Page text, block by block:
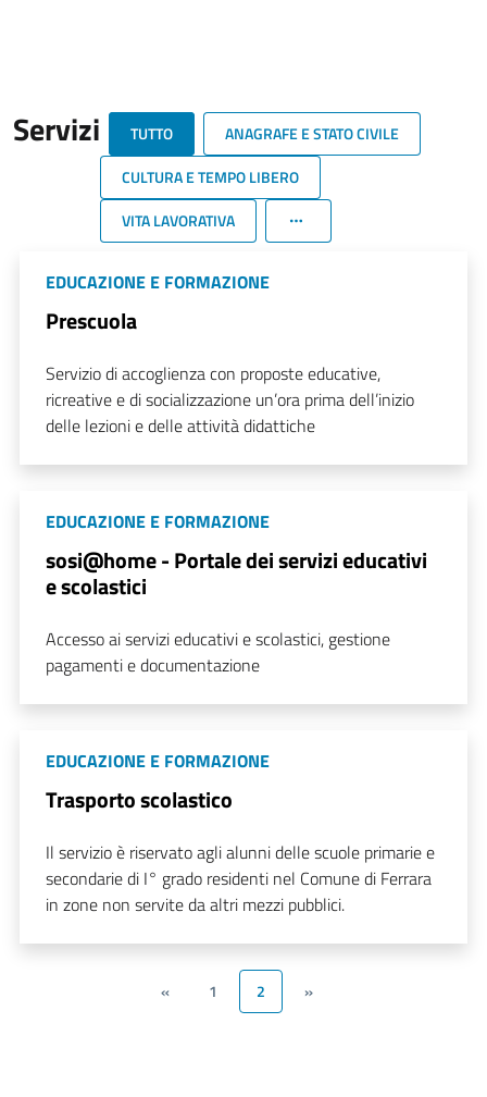
Servizi TUTTO
ANAGRAFE E STATO CIVILE
CULTURA E TEMPO LIBERO
VITA LAVORATIVA
EDUCAZIONE E FORMAZIONE
Prescuola
Servizio di accoglienza con proposte educative,
ricreative e di socializzazione un’ora prima dell’inizio
delle lezioni e delle attività didattiche
EDUCAZIONE E FORMAZIONE
sosi@home - Portale dei servizi educativi
e scolastici
Accesso ai servizi educativi e scolastici, gestione
pagamenti e documentazione
EDUCAZIONE E FORMAZIONE
Trasporto scolastico
Il servizio è riservato agli alunni delle scuole primarie e
secondarie di I° grado residenti nel Comune di Ferrara
in zone non servite da altri mezzi pubblici.
« 1 2 »